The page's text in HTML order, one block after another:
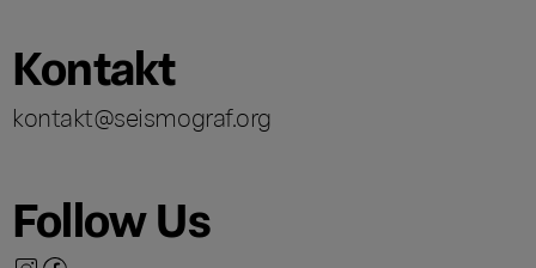
Kontakt
kontakt@seismograf.org
Follow Us